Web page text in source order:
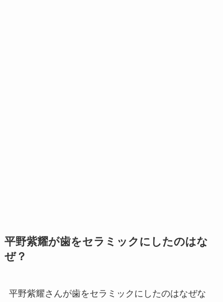
平野紫耀が歯をセラミックにしたのはな
ぜ？
平野紫耀さんが歯をセラミックにしたのはなぜな